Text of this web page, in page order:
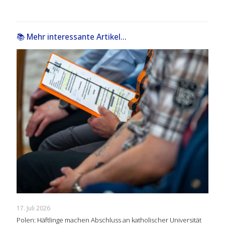
📚 Mehr interessante Artikel...
17. Juli 2026
Polen: Häftlinge machen Abschluss an katholischer Universität